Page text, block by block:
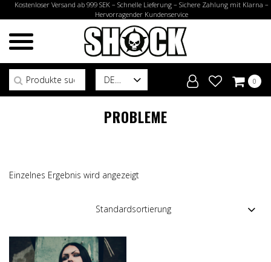
Kostenloser Versand ab 999 SEK – Schnelle Lieferung – Sichere Zahlung mit Klarna –
Hervorragender Kundenservice
DE
Suchen nach:
0
PROBLEME
Einzelnes Ergebnis wird angezeigt